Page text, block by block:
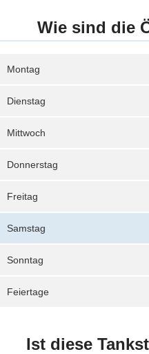
Wie sind die
Montag
Dienstag
Mittwoch
Donnerstag
Freitag
Samstag
Sonntag
Feiertage
Ist diese